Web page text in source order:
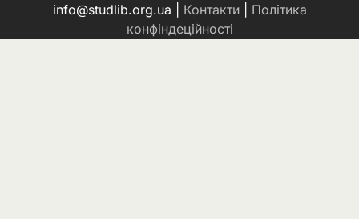
info@studlib.org.ua | Контакти| Політика
конфіндеційності